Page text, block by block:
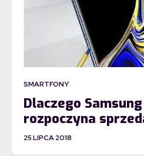
SMARTFONY
Dlaczego
rozpoczyna
25 LIPCA 2018